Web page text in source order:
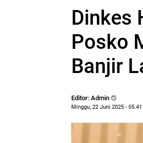
Dinkes
Posko
Banjir
Editor: Admin
Minggu, 22 Juni 2025 - 05.41